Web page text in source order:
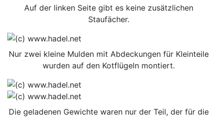
Auf der linken Seite gibt es keine zusätzlichen
Staufächer.
Nur zwei kleine Mulden mit Abdeckungen für Kleinteile
wurden auf den Kotflügeln montiert.
Die geladenen Gewichte waren nur der Teil, der für die